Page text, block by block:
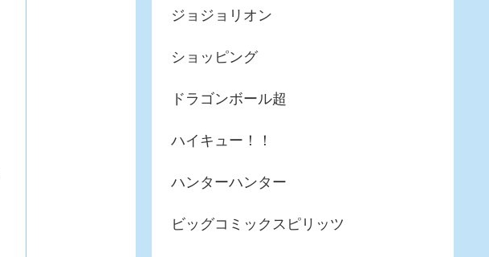
ジョジョリオン
ショッピング
ドラゴンボール超
ハイキュー！！
ハンターハンター
ビッグコミックスピリッツ